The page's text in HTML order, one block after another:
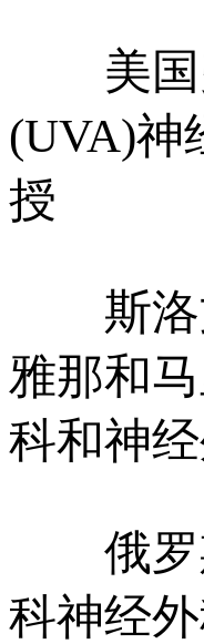
美国
(UVA)神
授
斯洛
雅那和
科和神
俄罗
科神经